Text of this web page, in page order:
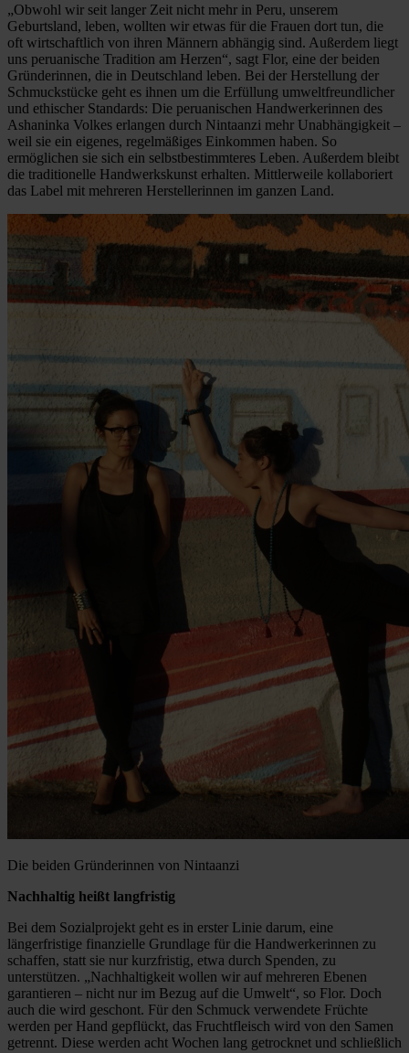
„Obwohl wir seit langer Zeit nicht mehr in Peru, unserem
Geburtsland, leben, wollten wir etwas für die Frauen dort tun, die
oft wirtschaftlich von ihren Männern abhängig sind. Außerdem liegt
uns peruanische Tradition am Herzen“, sagt Flor, eine der beiden
Gründerinnen, die in Deutschland leben. Bei der Herstellung der
Schmuckstücke geht es ihnen um die Erfüllung umweltfreundlicher
und ethischer Standards: Die peruanischen Handwerkerinnen des
Ashaninka Volkes erlangen durch Nintaanzi mehr Unabhängigkeit –
weil sie ein eigenes, regelmäßiges Einkommen haben. So
ermöglichen sie sich ein selbstbestimmteres Leben. Außerdem bleibt
die traditionelle Handwerkskunst erhalten. Mittlerweile kollaboriert
das Label mit mehreren Herstellerinnen im ganzen Land.
Die beiden Gründerinnen von Nintaanzi
Nachhaltig heißt langfristig
Bei dem Sozialprojekt geht es in erster Linie darum, eine
längerfristige finanzielle Grundlage für die Handwerkerinnen zu
schaffen, statt sie nur kurzfristig, etwa durch Spenden, zu
unterstützen. „Nachhaltigkeit wollen wir auf mehreren Ebenen
garantieren – nicht nur im Bezug auf die Umwelt“, so Flor. Doch
auch die wird geschont. Für den Schmuck verwendete Früchte
werden per Hand gepflückt, das Fruchtfleisch wird von den Samen
getrennt. Diese werden acht Wochen lang getrocknet und schließlich